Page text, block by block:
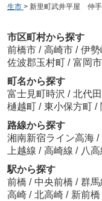
生市 > 新里町武井平屋 仲
市区町村から探す
前橋市 / 高崎市 / 伊
佐波郡玉村町 / 富岡市
町名から探す
富士見町時沢 / 北代
樋越町 / 東小保方町 /
路線から探す
湘南新宿ライン高海 /
上越線 / 高崎線 / 八高
駅から探す
前橋 / 中央前橋 / 群馬
高崎 / 北高崎 / 新前橋